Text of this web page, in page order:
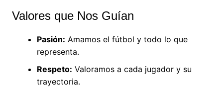
Valores que Nos Guían
Pasión: Amamos el fútbol y todo lo que
representa.
Respeto: Valoramos a cada jugador y su
trayectoria.